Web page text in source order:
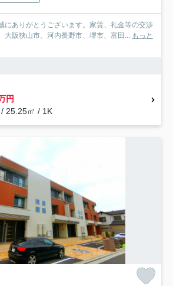
にありがとうございます。家賃、礼金等の交渉
大阪狭山市、河内長野市、堺市、富田...
もっと
円
25.25㎡ / 1K